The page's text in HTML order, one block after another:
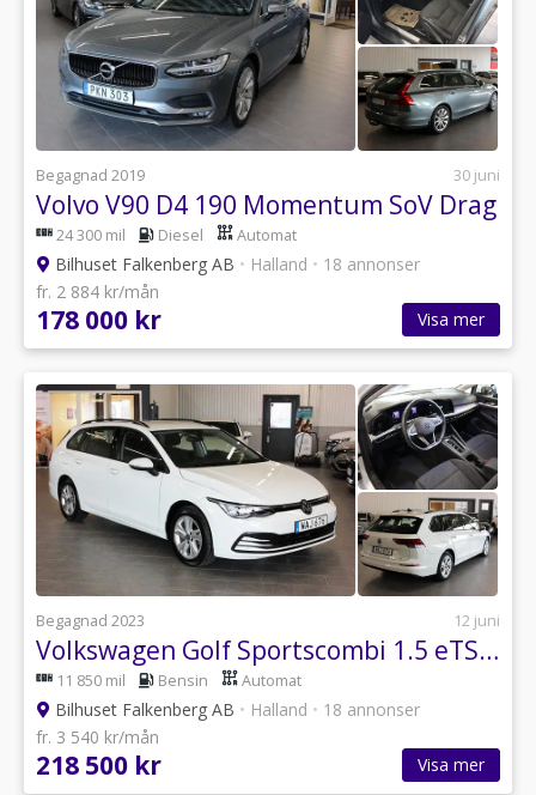
Begagnad 2019 30 juni
Volvo V90 D4 190 Momentum SoV Drag
24 300 mil Diesel Automat
Bilhuset Falkenberg AB • Halland • 18 annonser
fr. 2 884 kr/mån
178 000 kr Visa mer
Begagnad 2023 12 juni
Volkswagen Golf Sportscombi 1.5 eTSI 150 DSG Drag V-Hjul
11 850 mil Bensin Automat
Bilhuset Falkenberg AB • Halland • 18 annonser
fr. 3 540 kr/mån
218 500 kr Visa mer